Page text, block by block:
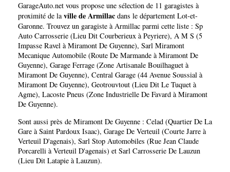
GarageAuto.net vous propose une sélection de 11 garagistes à
proximité de laville de Armillac dans le département Lot-et-
Garonne. Trouvez un garagiste à Armillac parmi cette liste : Sp
Auto Carrosserie (Lieu Dit Courberieux à Peyriere), A M S (5
Impasse Ravel à Miramont De Guyenne), Sarl Miramont
Mecanique Automobile (Route De Marmande à Miramont De
Guyenne), Garage Ferrage (Zone Artisanale Bouilhaguet à
Miramont De Guyenne), Central Garage (44 Avenue Soussial à
Miramont De Guyenne), Geotrouvtout (Lieu Dit Le Tuquet à
Agme), Lacoste Pneus (Zone Industrielle De Favard à Miramont
De Guyenne).
Sont aussi près de Miramont De Guyenne : Celad (Quartier De La
Gare à Saint Pardoux Isaac), Garage De Verteuil (Courte Jarre à
Verteuil D'agenais), Sarl Stop Automobiles (Rue Jean Claude
Porcarelli à Verteuil D'agenais) et Sarl Carrosserie De Lauzun
(Lieu Dit Latapie à Lauzun).